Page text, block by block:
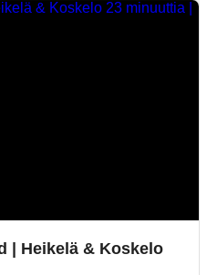
| Heikelä & Koskelo